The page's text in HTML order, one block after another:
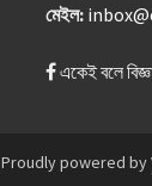
মেইল:
একেই বলে
Proudly powered by